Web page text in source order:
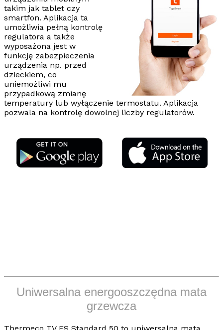
takim jak tablet czy
smartfon. Aplikacja ta
umożliwia pełną kontrolę
regulatora a także
wyposażona jest w
funkcję zabezpieczenia
urządzenia np. przed
dzieckiem, co
uniemożliwi mu
przypadkową zmianę
temperatury lub wyłączenie termostatu. Aplikacja
pozwala na kontrolę dowolnej liczby regulatorów.
Uniwersalna energooszczędna mata
grzewcza